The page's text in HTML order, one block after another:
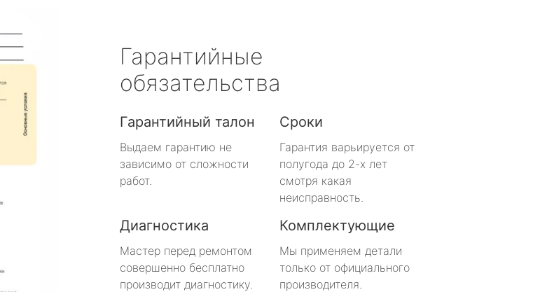
Гарантийные
обязательства
Гарантийный талон
Выдаем гарантию не
зависимо от сложности
работ.
Сроки
Гарантия варьируется от
полугода до 2-х лет
смотря какая
неисправность.
Диагностика
Мастер перед ремонтом
совершенно бесплатно
производит диагностику.
Комплектующие
Мы применяем детали
только от официального
производителя.